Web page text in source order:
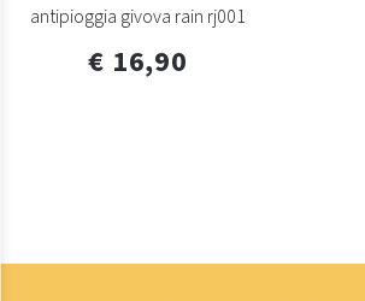
antipioggia givova rain rj001
€ 16,90